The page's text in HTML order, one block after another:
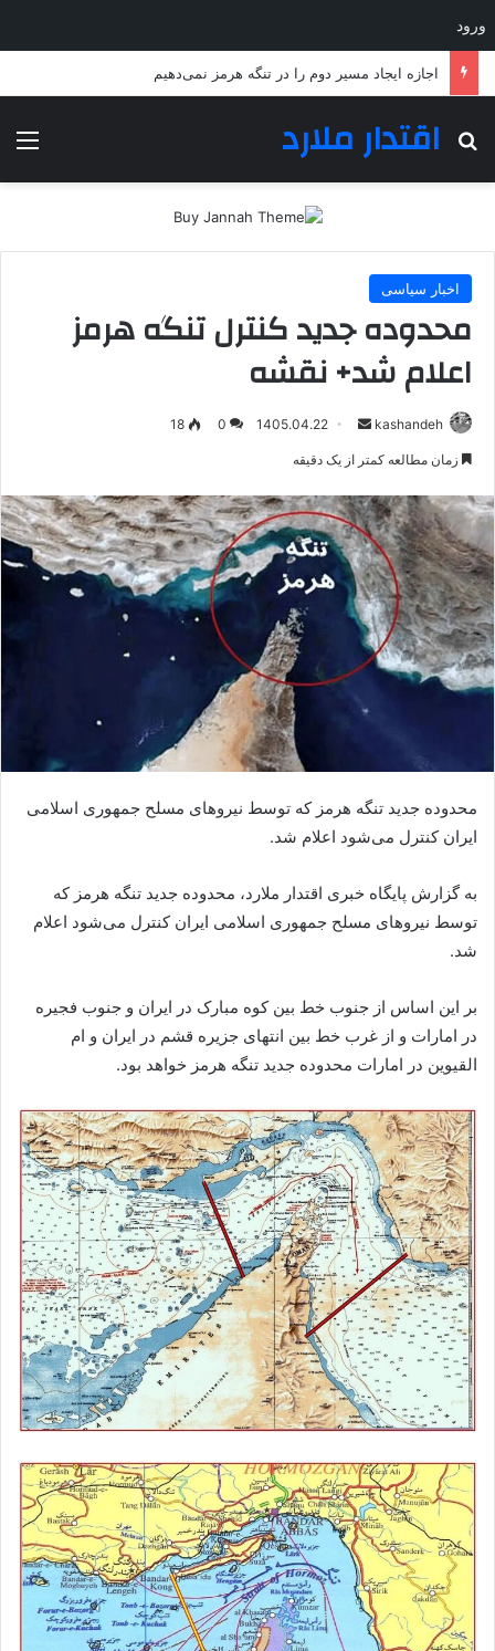
ورود
اجازه ایجاد مسیر دوم را در تنگه هرمز نمی‌دهیم
اقتدار ملارد
جستجو برای
اخبار سیاسی
محدوده جدید کنترل تنگه هرمز
اعلام شد+ نقشه
kashandeh
ارسال1405.04.22
0
18
زمان مطالعه کمتر از یک دقیقه
محدوده جدید تنگه هرمز که توسط نیروهای مسلح جمهوری اسلامی
ایران کنترل می‌شود اعلام شد.
به گزارش پایگاه خبری اقتدار ملارد، محدوده جدید تنگه هرمز که
توسط نیروهای مسلح جمهوری اسلامی ایران کنترل می‌شود اعلام
شد.
‌بر این اساس از جنوب خط بین کوه مبارک در ایران و جنوب فجیره
در امارات و از غرب خط بین انتهای جزیره قشم در ایران و ام
القیوین در امارات محدوده جدید تنگه هرمز خواهد بود.